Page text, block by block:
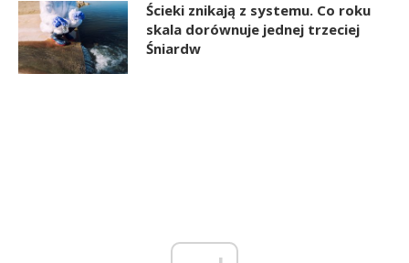
Ścieki znikają z systemu. Co roku
skala dorównuje jednej trzeciej
Śniardw